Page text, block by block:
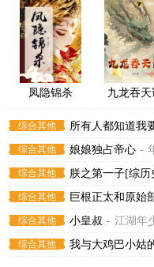
凤隐锦杀 九龙吞天
综合其他 所有人都知道我
综合其他 娘娘独占帝心 -
综合其他 朕之第一子[综历
综合其他 巨根正太和原始
综合其他 小皇叔 - 江湖年
综合其他 我与大鸡巴小姑